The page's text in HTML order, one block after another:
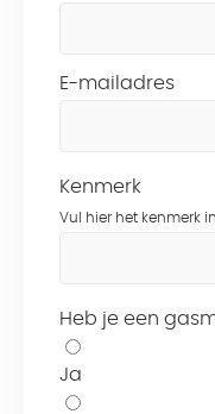
E-mailadres
Kenmerk
Vul hier het kenmerk
Heb je een
Ja